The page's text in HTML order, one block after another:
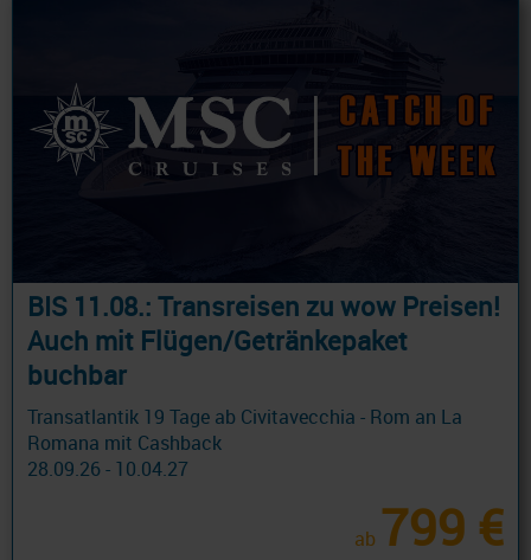
BIS 11.08.: Transreisen zu wow Preisen!
Auch mit Flügen/Getränkepaket
buchbar
Transatlantik 19 Tage ab Civitavecchia - Rom an La
Romana mit Cashback
28.09.26 - 10.04.27
ab 799 €